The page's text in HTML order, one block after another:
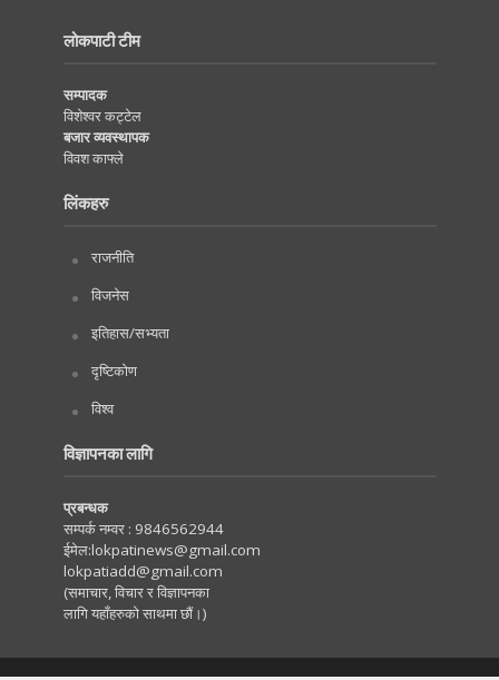
लोकपाटी टीम
सम्पादक
विशेश्वर कट्टेल
बजार व्यवस्थापक
विवश काफ्ले
लिंकहरु
राजनीति
विजनेस
इतिहास/सभ्यता
दृष्टिकोण
विश्व
विज्ञापनका लागि
प्रबन्धक
सम्पर्क नम्वर : 9846562944
ईमेल:lokpatinews@gmail.com
lokpatiadd@gmail.com
(समाचार, विचार र विज्ञापनका
लागि यहाँहरुको साथमा छौं।)